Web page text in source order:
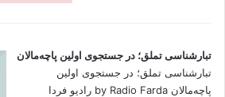
تبارشناسی تملق؛ در جستجوی اولین‌ پاچه‌مالان
تبارشناسی تملق؛ در جستجوی اولین‌
پاچه‌مالان by Radio Farda رادیو فردا